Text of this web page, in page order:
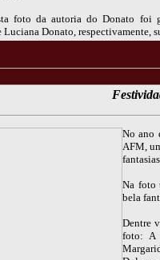
foto da autoria do Donato foi
Luciana Donato, respectivamente,
No ano
AFM,
Na foto
bela
Dentre
foto: A